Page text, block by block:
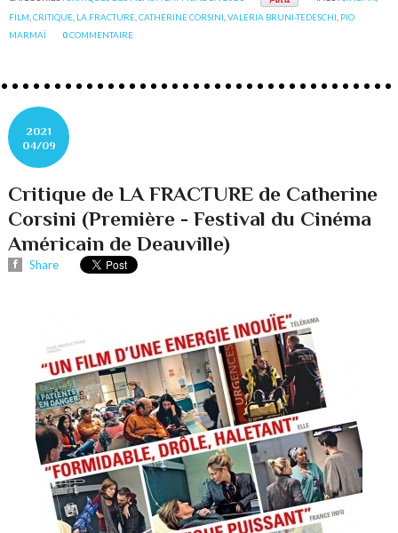
FILM ,CRITIQUE LA FRACTURE ,CATHERINE CORSINI ,VALERIA BRUNI-TEDESCHI PIO
MARMAÏ
0COMMENTAIRE
2021
04/09
Critique de LA FRACTURE de Catherine
Corsini (Première - Festival du Cinéma
Américain de Deauville)
Share